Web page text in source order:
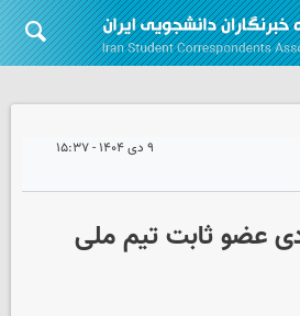
۹ دی ۱۴۰۴ - ۱۵:۳۷
عضو ثابت تیم ملی